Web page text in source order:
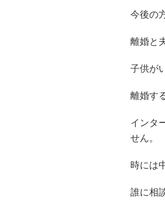
今後の
離婚と
子供が
離婚す
インタ
せん。
時には
誰に相